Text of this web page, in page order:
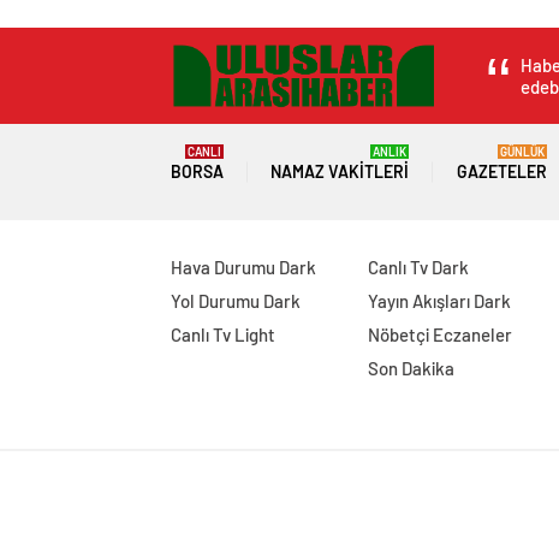
BORSA
CANLI
NAMAZ VAKITLERI
ANLIK
GAZETELER
GÜNLÜK
Hava Durumu Dark
Yol Durumu Dark
Canlı Tv Light
Canlı Tv Dark
Yayın Akışları Dark
Nöbetçi Eczaneler
Son Dakika